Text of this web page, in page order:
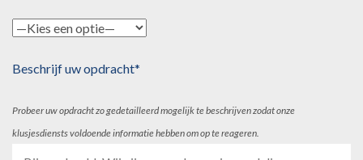
Beschrijf uw opdracht*
Probeer uw opdracht zo gedetailleerd mogelijk te beschrijven zodat onze
klusjesdiensts voldoende informatie hebben om op te reageren.